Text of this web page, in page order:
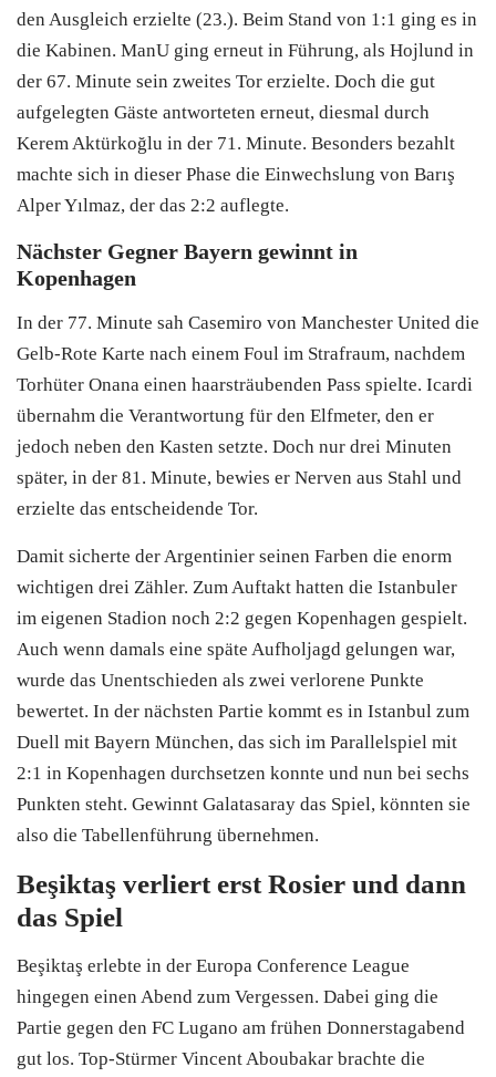
den Ausgleich erzielte (23.). Beim Stand von 1:1 ging es in
die Kabinen. ManU ging erneut in Führung, als Hojlund in
der 67. Minute sein zweites Tor erzielte. Doch die gut
aufgelegten Gäste antworteten erneut, diesmal durch
Kerem Aktürkoğlu in der 71. Minute. Besonders bezahlt
machte sich in dieser Phase die Einwechslung von Barış
Alper Yılmaz, der das 2:2 auflegte.
Nächster Gegner Bayern gewinnt in
Kopenhagen
In der 77. Minute sah Casemiro von Manchester United die
Gelb-Rote Karte nach einem Foul im Strafraum, nachdem
Torhüter Onana einen haarsträubenden Pass spielte. Icardi
übernahm die Verantwortung für den Elfmeter, den er
jedoch neben den Kasten setzte. Doch nur drei Minuten
später, in der 81. Minute, bewies er Nerven aus Stahl und
erzielte das entscheidende Tor.
Damit sicherte der Argentinier seinen Farben die enorm
wichtigen drei Zähler. Zum Auftakt hatten die Istanbuler
im eigenen Stadion noch 2:2 gegen Kopenhagen gespielt.
Auch wenn damals eine späte Aufholjagd gelungen war,
wurde das Unentschieden als zwei verlorene Punkte
bewertet. In der nächsten Partie kommt es in Istanbul zum
Duell mit Bayern München, das sich im Parallelspiel mit
2:1 in Kopenhagen durchsetzen konnte und nun bei sechs
Punkten steht. Gewinnt Galatasaray das Spiel, könnten sie
also die Tabellenführung übernehmen.
Beşiktaş verliert erst Rosier und dann
das Spiel
Beşiktaş erlebte in der Europa Conference League
hingegen einen Abend zum Vergessen. Dabei ging die
Partie gegen den FC Lugano am frühen Donnerstagabend
gut los. Top-Stürmer Vincent Aboubakar brachte die